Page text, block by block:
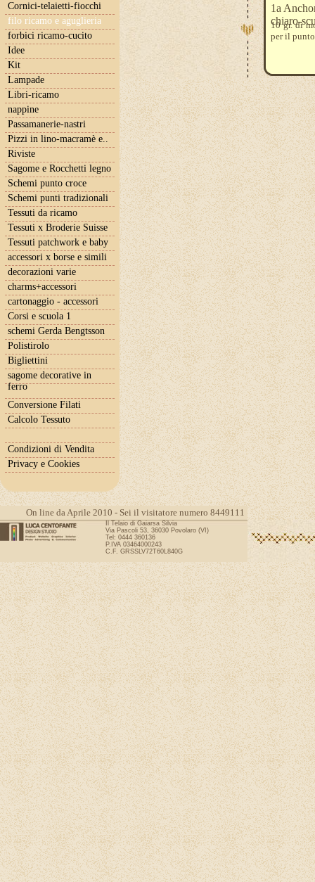
Cornici-telaietti-fiocchi
filo ricamo e aguglieria
forbici ricamo-cucito
Idee
Kit
Lampade
Libri-ricamo
nappine
Passamanerie-nastri
Pizzi in lino-macramè e..
Riviste
Sagome e Rocchetti legno
Schemi punto croce
Schemi punti tradizionali
Tessuti da ricamo
Tessuti x Broderie Suisse
Tessuti patchwork e baby
accessori x borse e simili
decorazioni varie
charms+accessori
cartonaggio - accessori
Corsi e scuola 1
schemi Gerda Bengtsson
Polistirolo
Bigliettini
sagome decorative in
ferro
Conversione Filati
Calcolo Tessuto
Condizioni di Vendita
Privacy e Cookies
1a
chiaro-
10 gr. di
per il
On line da Aprile 2010 - Sei il visitatore numero 8449111
Il Telaio di Gaiarsa Silvia
Via Pascoli 53, 36030 Povolaro (VI)
Tel: 0444 360136
P.IVA 03464000243
C.F. GRSSLV72T60L840G